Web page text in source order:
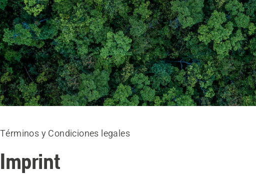
Términos y Condiciones legales
Imprint